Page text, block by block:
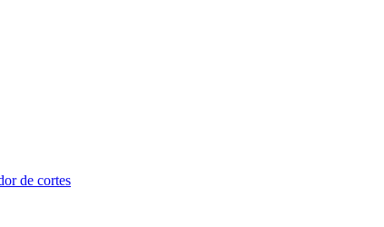
de cortes